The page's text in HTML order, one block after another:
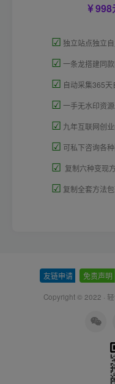
998
☑ 独立站点独立
☑ 一条龙搭建同
☑ 自动采集365天
☑ 一手无水印资
☑ 九年互联网创
☑ 可私下咨询各
☑ 复制六种变现
☑ 复制全套方法
友链申请 免责声明
Copyright © 2022 ·